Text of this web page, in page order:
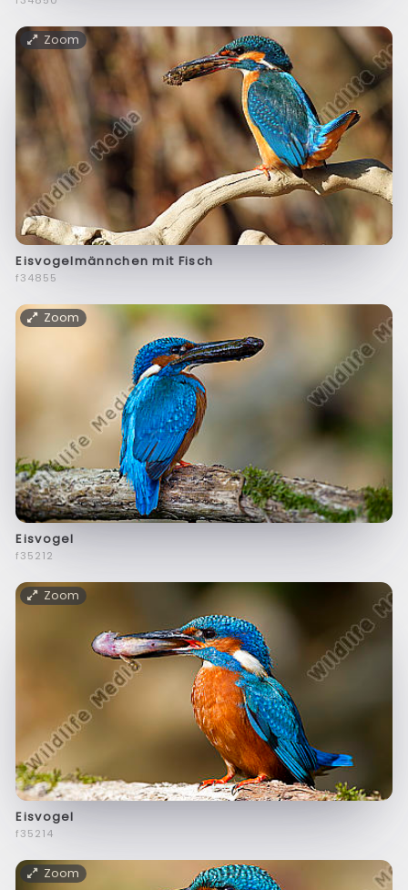
Zoom
Eisvogelmännchen mit Fisch
f34855
Zoom
Eisvogel
f35212
Zoom
Eisvogel
f35214
Zoom